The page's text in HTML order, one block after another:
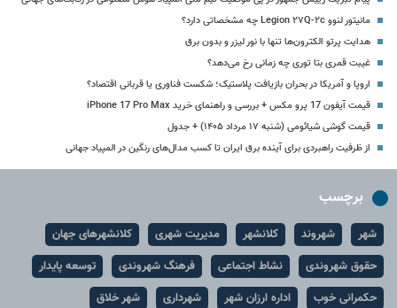
مانیتور لنوو Legion ۲۷Q-۲c چه مشخصاتی دارد؟
هدایت پرتو الکترون‌ها تنها با نور لیزر و بدون برق
غیبت قمری بتا توری چه زمانی رخ می‌دهد؟
اروپا و آمریکا در بحران بازیافت پلاستیک؛ شکست فناوری یا قربانی اقتصاد؟
قیمت آیفون 17 پرو مکس + بررسی و راهنمای خرید iPhone 17 Pro Max
قیمت گوشی شیائومی (شنبه ۱۷ مرداد ۱۴۰۵) + جدول
از ظرفیت راهبردی برای آینده برق ایران تا کسب مدال‌های رنگین در المپیاد جهانی
برچسب
شهر شهروند کلانشهر مدیریت شهری
کلانشهرهای جهان
حقوق شهروندی
نشاط اجتماعی فرهنگ شهروندی
توسعه پایدار
حکمرانی خوب
اداره ارزان شهر شهرداری شهر خلاق